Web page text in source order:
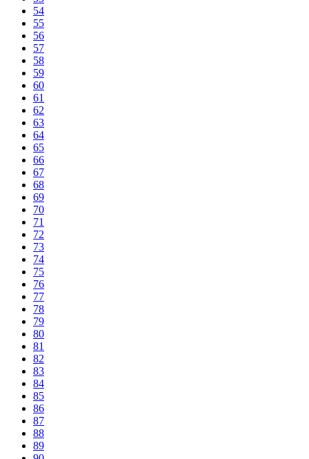
54
55
56
57
58
59
60
61
62
63
64
65
66
67
68
69
70
71
72
73
74
75
76
77
78
79
80
81
82
83
84
85
86
87
88
89